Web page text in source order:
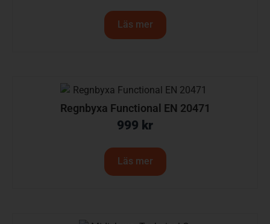
Läs mer
Regnbyxa Functional EN 20471
999 kr
Läs mer